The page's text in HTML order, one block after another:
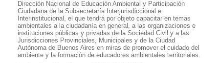
Dirección Nacional de Educación Ambiental y Participación
Ciudadana de la Subsecretaría Interjurisdiccional e
Interinstitucional, el que tendrá por objeto capacitar en temas
ambientales a la ciudadanía en general, a las organizaciones e
instituciones públicas y privadas de la Sociedad Civil y a las
Jurisdicciones Provinciales, Municipales y de la Ciudad
Autónoma de Buenos Aires en miras de promover el cuidado del
ambiente y la formación de educadores ambientales territoriales.